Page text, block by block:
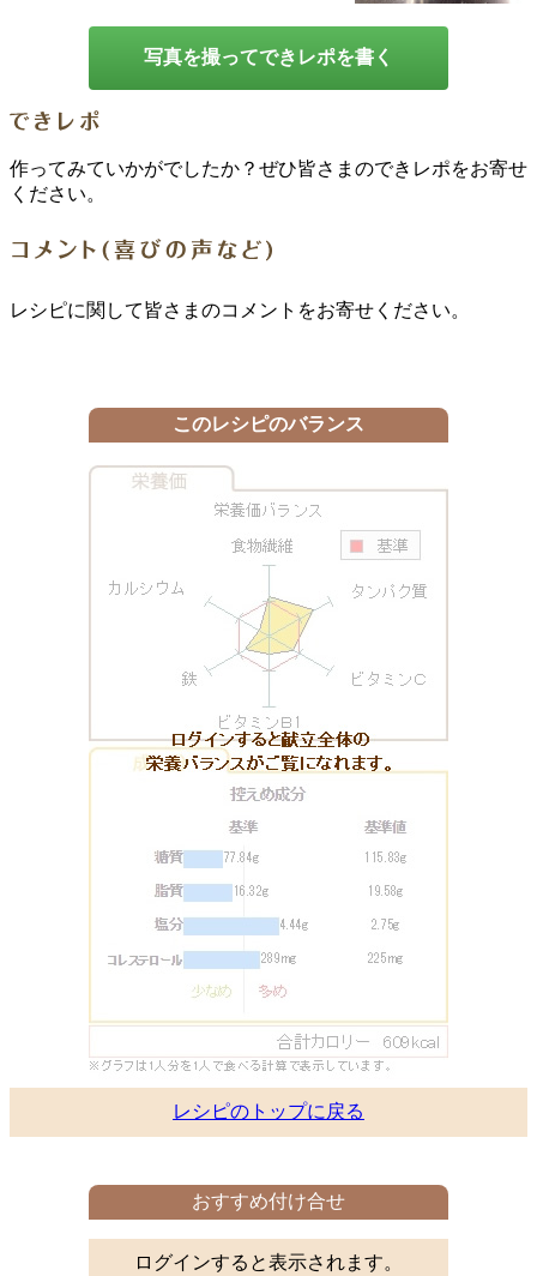
写真を撮ってできレポを書く
作ってみていかがでしたか？ぜひ皆さまのできレポをお寄せ
ください。
レシピに関して皆さまのコメントをお寄せください。
このレシピのバランス
レシピのトップに戻る
おすすめ付け合せ
ログインすると表示されます。